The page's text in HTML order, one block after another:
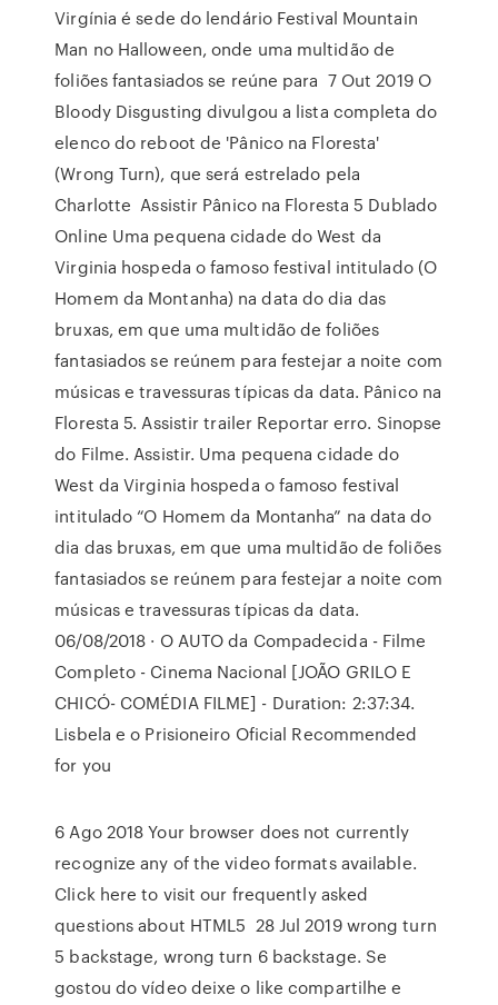
Virgínia é sede do lendário Festival Mountain
Man no Halloween, onde uma multidão de
foliões fantasiados se reúne para 7 Out 2019 O
Bloody Disgusting divulgou a lista completa do
elenco do reboot de 'Pânico na Floresta'
(Wrong Turn), que será estrelado pela
Charlotte Assistir Pânico na Floresta 5 Dublado
Online Uma pequena cidade do West da
Virginia hospeda o famoso festival intitulado (O
Homem da Montanha) na data do dia das
bruxas, em que uma multidão de foliões
fantasiados se reúnem para festejar a noite com
músicas e travessuras típicas da data. Pânico na
Floresta 5. Assistir trailer Reportar erro. Sinopse
do Filme. Assistir. Uma pequena cidade do
West da Virginia hospeda o famoso festival
intitulado “O Homem da Montanha” na data do
dia das bruxas, em que uma multidão de foliões
fantasiados se reúnem para festejar a noite com
músicas e travessuras típicas da data.
06/08/2018 · O AUTO da Compadecida - Filme
Completo - Cinema Nacional [JOÃO GRILO E
CHICÓ- COMÉDIA FILME] - Duration: 2:37:34.
Lisbela e o Prisioneiro Oficial Recommended
for you
6 Ago 2018 Your browser does not currently
recognize any of the video formats available.
Click here to visit our frequently asked
questions about HTML5 28 Jul 2019 wrong turn
5 backstage, wrong turn 6 backstage. Se
gostou do vídeo deixe o like compartilhe e